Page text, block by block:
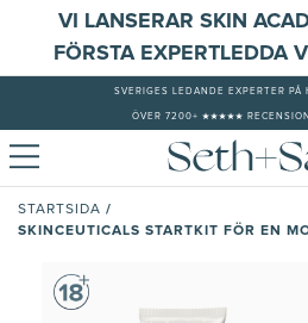
VI LANSERAR SKIN
FÖRSTA EXPERTLEDDA
SVERIGES LEDANDE EXPERTER PÅ
ÖVER 7200+ ★★★★★
STARTSIDA /
SKINCEUTICALS STARTKIT FÖR EN